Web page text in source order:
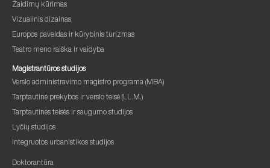
Žaidimų kūrimas
Vizualinis dizainas
Europos paveldas ir kūrybinis turizmas
Teatro meno raiška ir vaidyba
Magistrantūros studijos
Verslo administravimo magistro programa (MBA)
Tarptautinė prekybos ir verslo teisė (LL.M.)
Tarptautinės teisės ir saugumo studijos
Lyčių studijos
Integruotos urbanistikos studijos
Doktorantūra